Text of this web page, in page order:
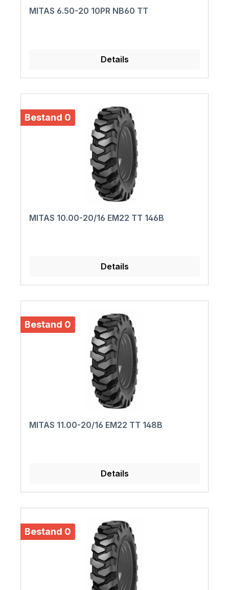
MITAS 6.50-20 10PR NB60 TT
Details
Bestand 0
MITAS 10.00-20/16 EM22 TT 146B
Details
Bestand 0
MITAS 11.00-20/16 EM22 TT 148B
Details
Bestand 0